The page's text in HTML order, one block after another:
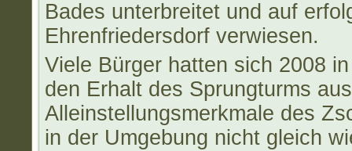
Bades unterbreitet und auf
Ehrenfriedersdorf verwiesen.
Viele Bürger hatten sich 2008
den Erhalt des Sprungturms
Alleinstellungsmerkmale des
in der Umgebung nicht gleich